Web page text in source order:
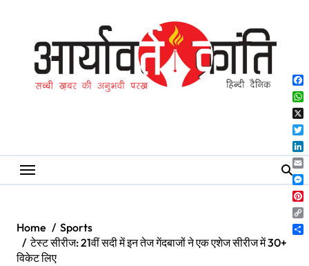
Home
Sports
टेस्ट सीरीज: 21वीं सदी में इन तेज गेंदबाजों ने एक एशेज सीरीज में 30+
विकेट लिए
X